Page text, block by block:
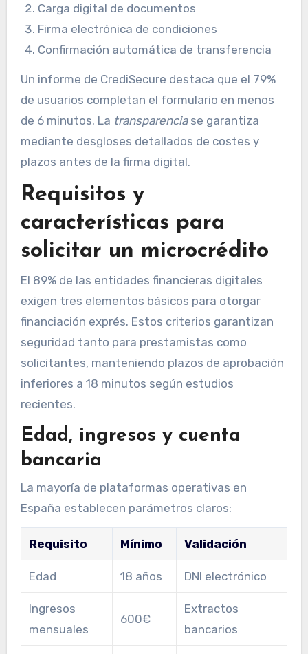
Carga digital de documentos
Firma electrónica de condiciones
Confirmación automática de transferencia
Un informe de CrediSecure destaca que el 79%
de usuarios completan el formulario en menos
de 6 minutos. La transparenciase garantiza
mediante desgloses detallados de costes y
plazos antes de la firma digital.
Requisitos y
características para
solicitar un microcrédito
El 89% de las entidades financieras digitales
exigen tres elementos básicos para otorgar
financiación exprés. Estos criterios garantizan
seguridad tanto para prestamistas como
solicitantes, manteniendo plazos de aprobación
inferiores a 18 minutos según estudios
recientes.
Edad, ingresos y cuenta
bancaria
La mayoría de plataformas operativas en
España establecen parámetros claros:
Requisito Mínimo Validación
Edad 18 años DNI electrónico
Ingresos
mensuales
600€
Extractos
bancarios